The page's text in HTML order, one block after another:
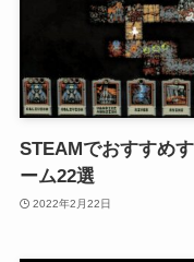
STEAMでおすすめ
ーム22選
2022年2月22日